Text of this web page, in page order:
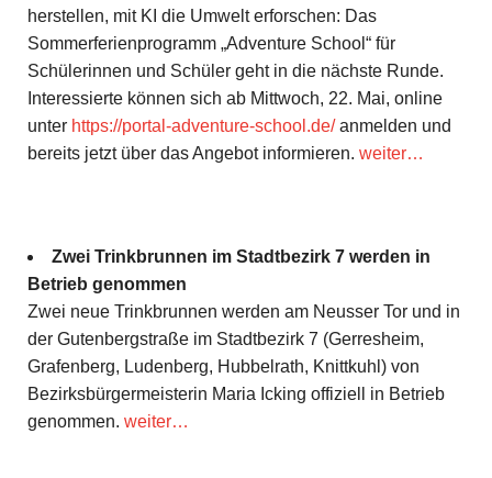
herstellen, mit KI die Umwelt erforschen: Das
Sommerferienprogramm „Adventure School“ für
Schülerinnen und Schüler geht in die nächste Runde.
Interessierte können sich ab Mittwoch, 22. Mai, online
unter https://portal-adventure-school.de/anmelden und
bereits jetzt über das Angebot informieren. weiter…
Zwei Trinkbrunnen im Stadtbezirk 7 werden in
Betrieb genommen
Zwei neue Trinkbrunnen werden am Neusser Tor und in
der Gutenbergstraße im Stadtbezirk 7 (Gerresheim,
Grafenberg, Ludenberg, Hubbelrath, Knittkuhl) von
Bezirksbürgermeisterin Maria Icking offiziell in Betrieb
genommen. weiter…